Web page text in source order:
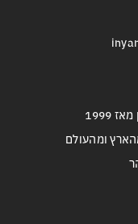
1999
ומהעולם